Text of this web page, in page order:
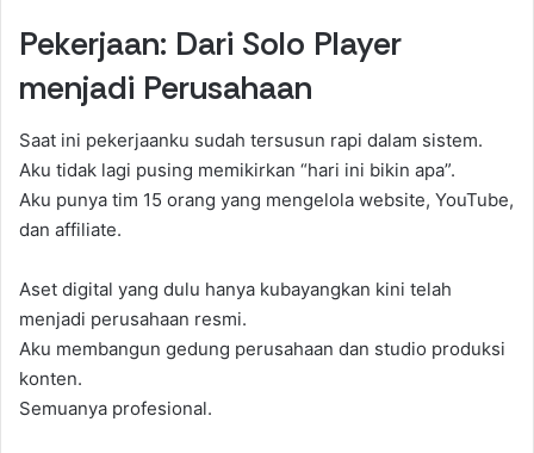
Pekerjaan: Dari Solo Player
menjadi Perusahaan
Saat ini pekerjaanku sudah tersusun rapi dalam sistem.
Aku tidak lagi pusing memikirkan “hari ini bikin apa”.
Aku punya tim 15 orang yang mengelola website, YouTube,
dan affiliate.
Aset digital yang dulu hanya kubayangkan kini telah
menjadi perusahaan resmi.
Aku membangun gedung perusahaan dan studio produksi
konten.
Semuanya profesional.